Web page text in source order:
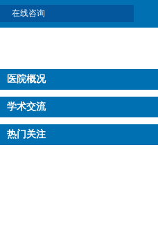
在线咨询
医院概况
学术交流
热门关注